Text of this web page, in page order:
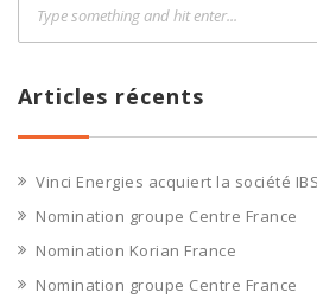
Articles récents
Vinci Energies acquiert la société
Nomination groupe Centre France
Nomination Korian France
Nomination groupe Centre France